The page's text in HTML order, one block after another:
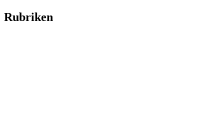
Rubriken